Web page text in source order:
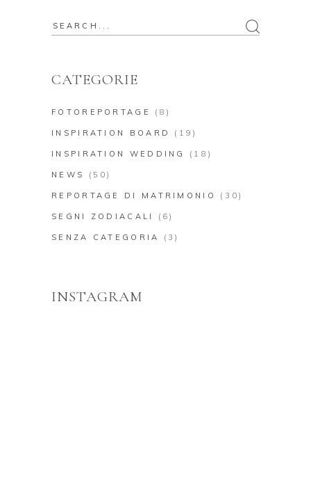
Search
CATEGORIE
FOTOREPORTAGE (8)
INSPIRATION BOARD (19)
INSPIRATION WEDDING (18)
NEWS (50)
REPORTAGE DI MATRIMONIO (30)
SEGNI ZODIACALI (6)
SENZA CATEGORIA (3)
INSTAGRAM